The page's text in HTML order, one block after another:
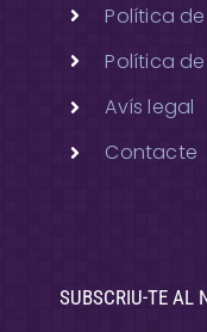
Política
Política
Avís legal
Contacte
SUBSCRIU-TE AL